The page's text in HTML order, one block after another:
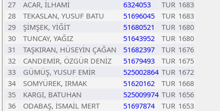
27
ACAR, İLHAMİ 6324053 TUR 1683
28
TEKASLAN, YUSUF BATU 51696045 TUR 1683
29
ŞİMŞEK, YİĞİT 51680521 TUR 1680
30
TUNCAY, YAĞIZ 51643952 TUR 1680
31
TAŞKIRAN, HÜSEYİN ÇAĞAN 51682397 TUR 1676
32
CANDEMİR, ÖZGÜR DENİZ 51679493 TUR 1675
33
GÜMÜŞ, YUSUF EMİR 525002864 TUR 1672
34
SOMYÜREK, IRMAK 51620162 TUR 1668
35
KARGI, BATUHAN 525009974 TUR 1656
36
ODABAŞ, İSMAİL MERT 51697874 TUR 1653